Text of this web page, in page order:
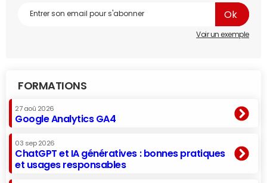
Voir un exemple
FORMATIONS
27 aoû 2026
Google Analytics GA4
03 sep 2026
ChatGPT et IA génératives : bonnes pratiques
et usages responsables